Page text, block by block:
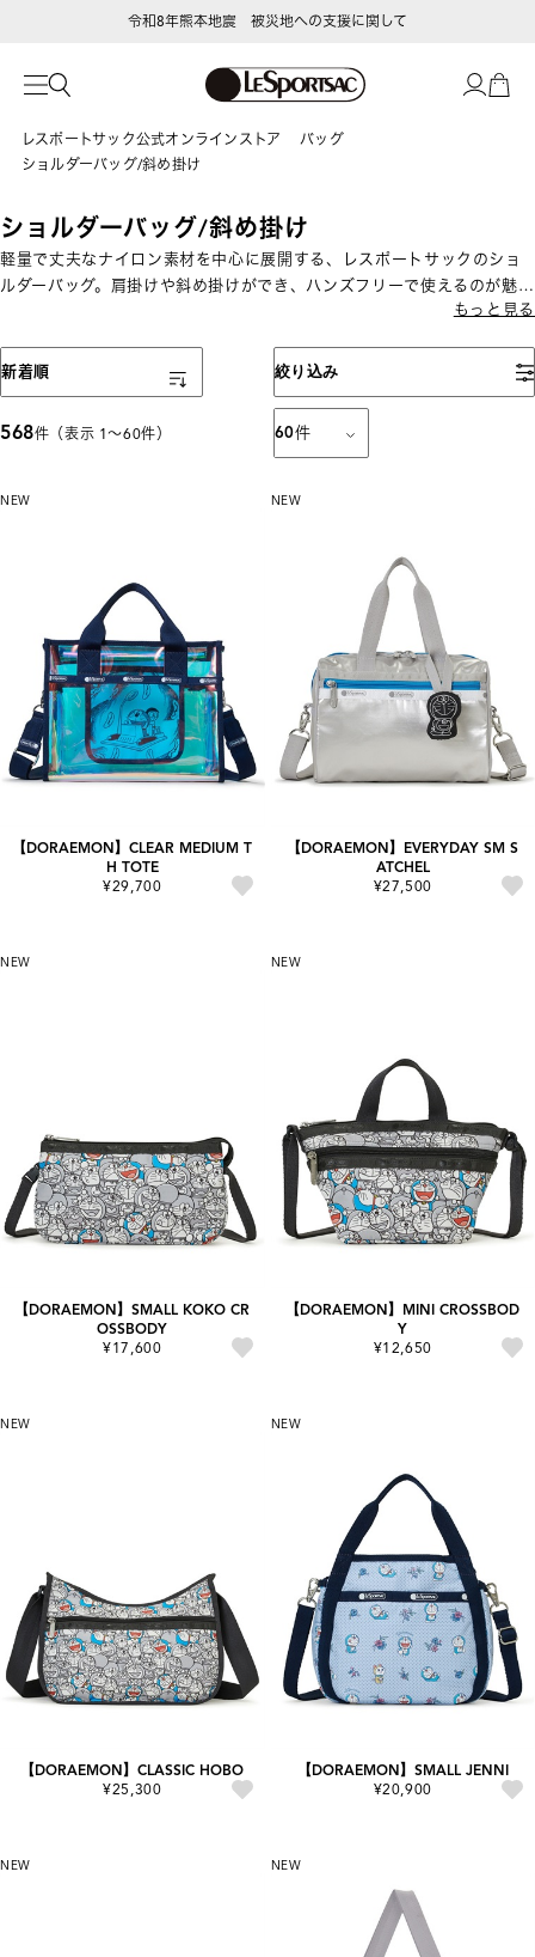
LeSportsac Member's Club
レスポートサック公式オンラインストア
バッグ
ショルダーバッグ/斜め掛け
ショルダーバッグ/斜め掛け
軽量で丈夫なナイロン素材を中心に展開する、レスポートサックのショ
ルダーバッグ。肩掛けや斜め掛けができ、ハンズフリーで使えるのが魅
力です。ミニサイズからA4対応まで揃い、通勤・旅行・お出かけなど幅
もっと見る
絞り込み
568件（表示 1〜60件） 60件
表示順
新着順
NEW
【DORAEMON】CLEAR MEDIUM T
H TOTE
¥29,700
NEW
【DORAEMON】EVERYDAY SM S
ATCHEL
¥27,500
NEW
【DORAEMON】SMALL KOKO CR
OSSBODY
¥17,600
NEW
【DORAEMON】MINI CROSSBOD
Y
¥12,650
NEW
【DORAEMON】CLASSIC HOBO
¥25,300
NEW
【DORAEMON】SMALL JENNI
¥20,900
NEW NEW